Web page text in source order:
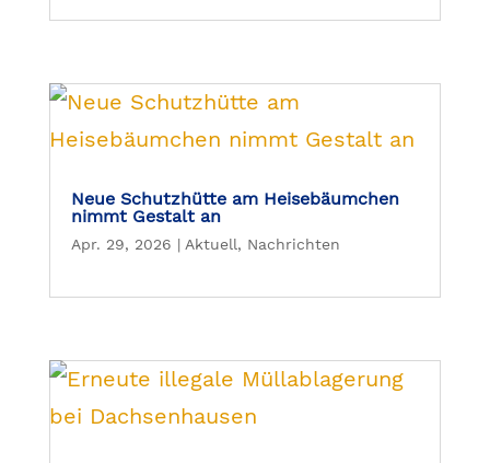
Neue Schutzhütte am Heisebäumchen
nimmt Gestalt an
Apr. 29, 2026 | Aktuell, Nachrichten